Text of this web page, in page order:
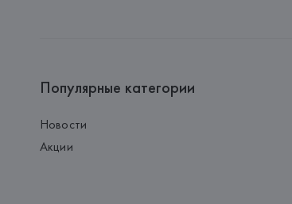
Популярные категории
Новости
Акции